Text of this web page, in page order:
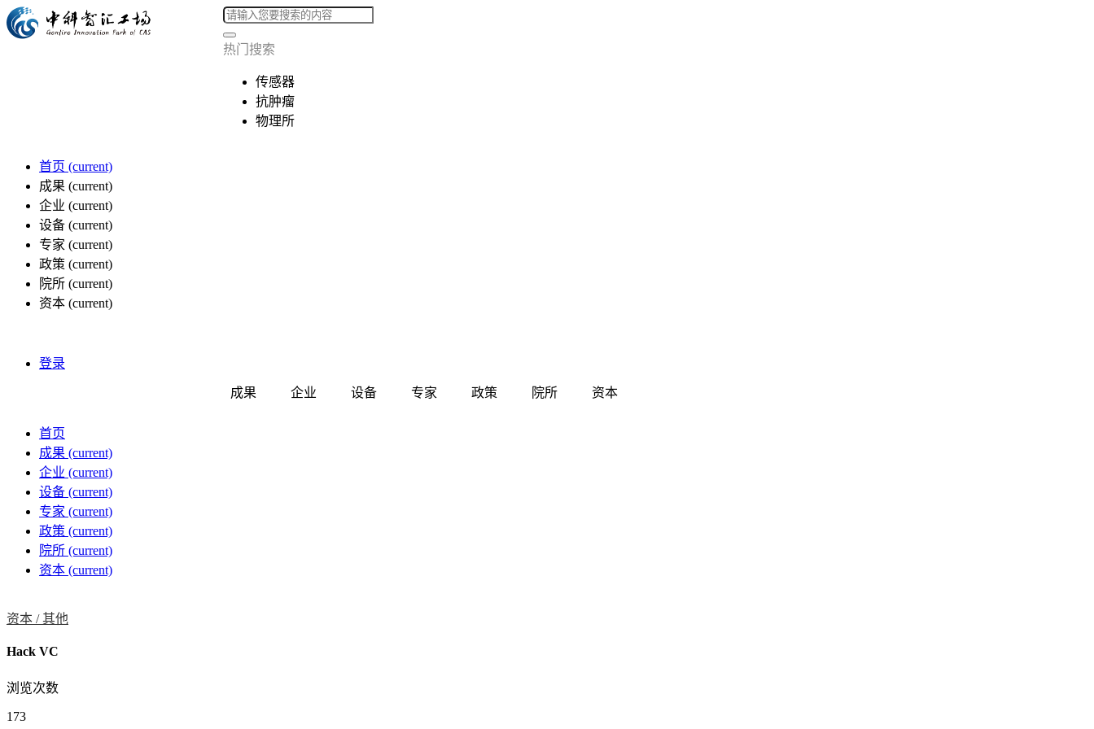
热门搜索
传感器
抗肿瘤
物理所
首页 (current)
成果 (current)
企业 (current)
设备 (current)
专家 (current)
政策 (current)
院所 (current)
资本 (current)
登录
成果 企业 设备 专家 政策 院所 资本
首页
成果 (current)
企业 (current)
设备 (current)
专家 (current)
政策 (current)
院所 (current)
资本 (current)
资本 /其他
Hack VC
浏览次数
173